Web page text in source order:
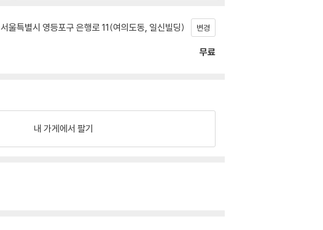
서울특별시 영등포구 은행로 11(여의도동, 일신빌딩) 변경
무료
내 가게에서 팔기